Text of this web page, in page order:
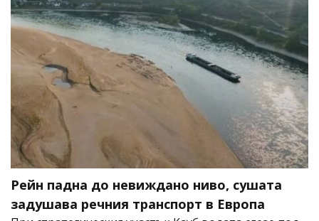
Рейн падна до невиждано ниво, сушата
задушава речния транспорт в Европа